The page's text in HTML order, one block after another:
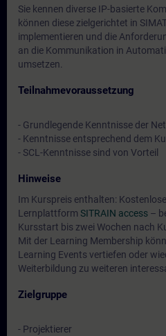
Sie kennen diverse IP-basierte
können diese zielgerichtet in
implementieren und die
an die Kommunikation in
umsetzen.
Teilnahmevoraussetzung
- Grundlegende Kenntnisse der
- Kenntnisse entsprechend dem
- SCL-Kenntnisse sind von Vorteil
Hinweise
Im Kurspreis enthalten:
Lernplattform SITRAIN access –
Kursstart bis zwei Wochen nach
Mit der Learning Membership
Learning Events vertiefen oder
Weiterbildung zu weiteren
Zielgruppe
- Projektierer